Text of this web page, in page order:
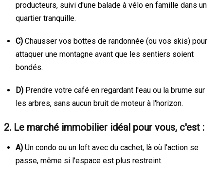
producteurs, suivi d'une balade à vélo en famille dans un
quartier tranquille.
C) Chausser vos bottes de randonnée (ou vos skis) pour
attaquer une montagne avant que les sentiers soient
bondés.
D) Prendre votre café en regardant l'eau ou la brume sur
les arbres, sans aucun bruit de moteur à l'horizon.
2. Le marché immobilier idéal pour vous, c'est :
A) Un condo ou un loft avec du cachet, là où l'action se
passe, même si l'espace est plus restreint.